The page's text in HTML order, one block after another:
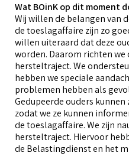
Wat BOinK op dit moment
Wij willen de belangen van
de toeslagaffaire zijn zo
willen uiteraard dat deze
worden. Daarom richten
hersteltraject. We
hebben we speciale
problemen hebben als
Gedupeerde ouders
zodat we ze kunnen
de toeslagaffaire. We zijn
hersteltraject. Hiervoor
de Belastingdienst en het